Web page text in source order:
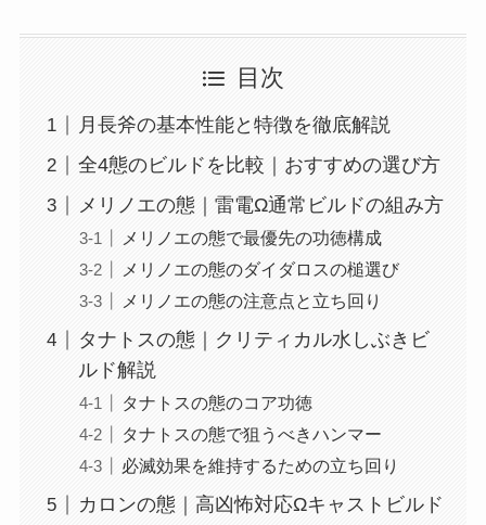
目次
月長斧の基本性能と特徴を徹底解説
全4態のビルドを比較｜おすすめの選び方
メリノエの態｜雷電Ω通常ビルドの組み方
メリノエの態で最優先の功徳構成
メリノエの態のダイダロスの槌選び
メリノエの態の注意点と立ち回り
タナトスの態｜クリティカル水しぶきビ
ルド解説
タナトスの態のコア功徳
タナトスの態で狙うべきハンマー
必滅効果を維持するための立ち回り
カロンの態｜高凶怖対応Ωキャストビルド